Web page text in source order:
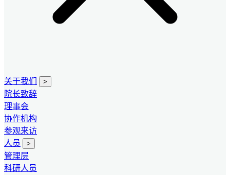
关于我们 >
院长致辞
理事会
协作机构
参观来访
人员
>
管理层
科研人员